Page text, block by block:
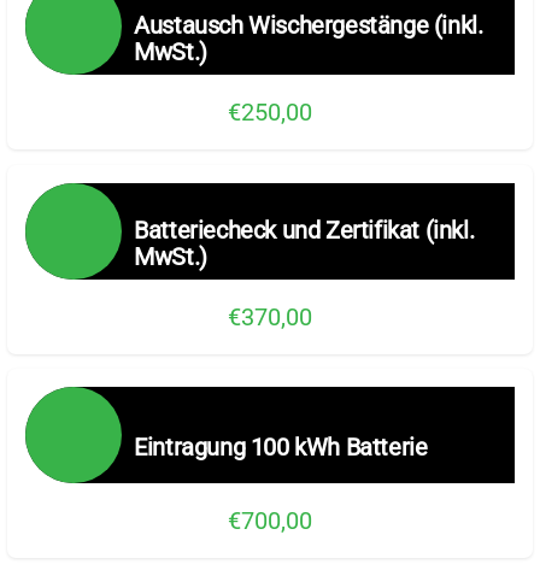
Austausch Wischergestänge (inkl.
MwSt.)
€250,00
Batteriecheck und Zertifikat (inkl.
MwSt.)
€370,00
Eintragung 100 kWh Batterie
€700,00